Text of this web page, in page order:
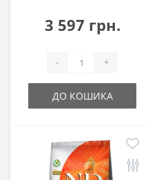
3 597 грн.
- +
ДО КОШИКА